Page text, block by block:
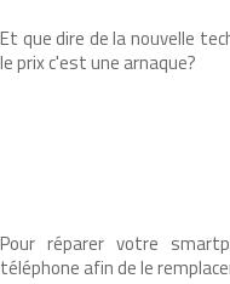
Et que dire de la nouvelle
le prix c'est une arnaque?
Pour réparer votre
téléphone afin de le